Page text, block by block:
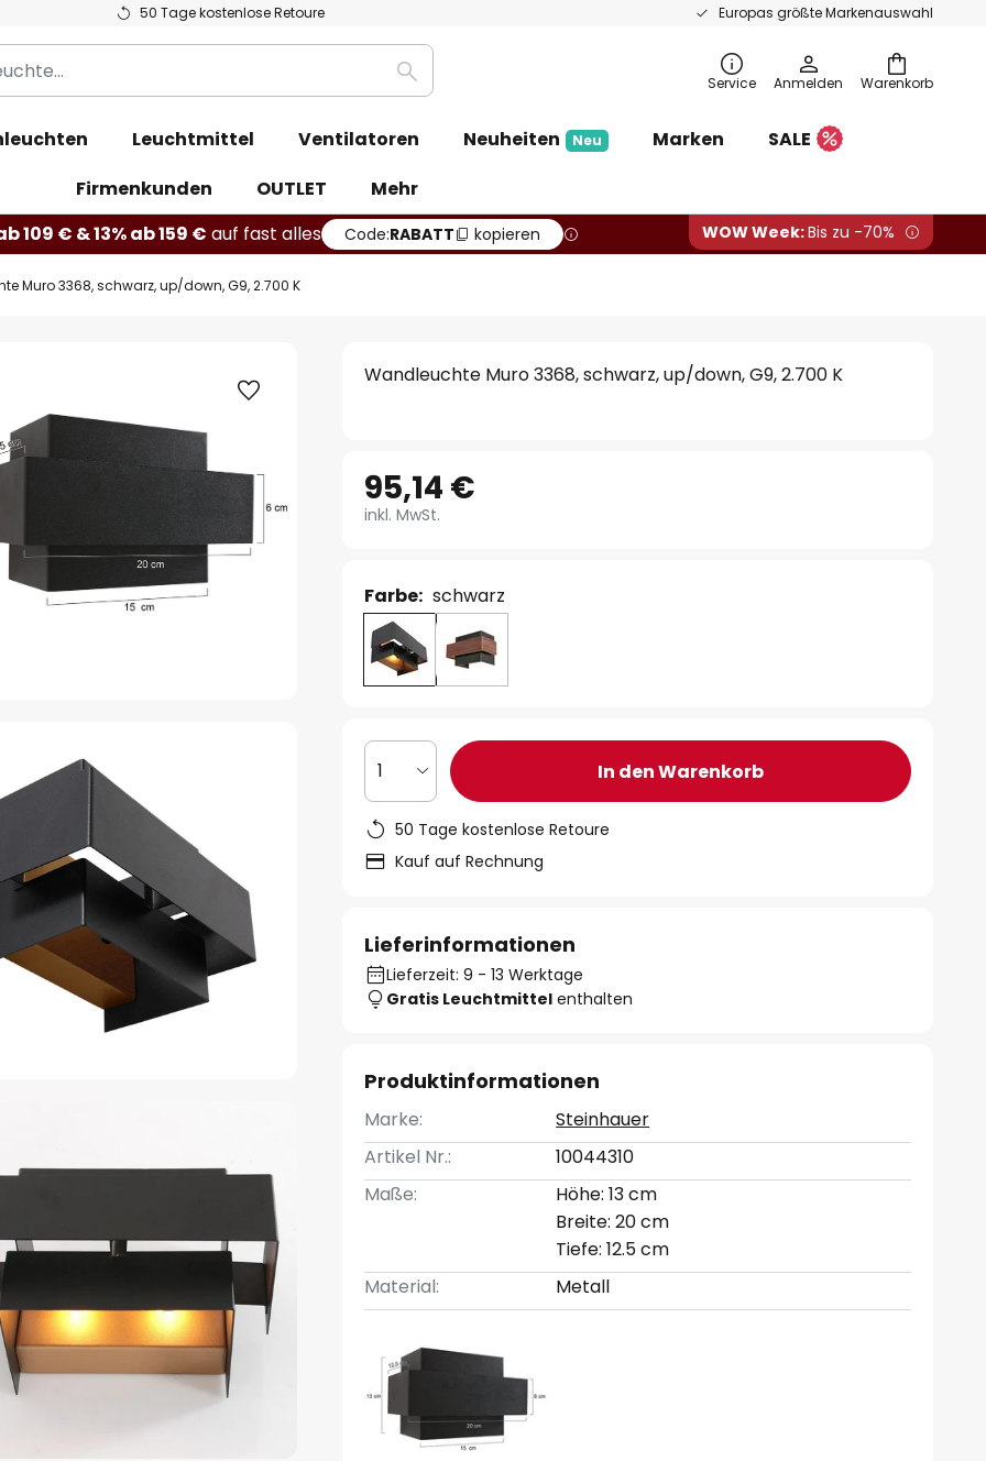
50 Tage kostenlose Retoure Europas größte Markenauswahl
Warenkorb
Suche Service Anmelden
Leuchtmittel Ventilatoren Neuheiten Neu Marken
SALE
Firmenkunden
OUTLET
Mehr
109 € & 13% ab 159 € auf fast alles Code:RABATT kopieren WOW Week:Bis zu -70%
Muro 3368, schwarz, up/down, G9, 2.700 K
Wandleuchte Muro 3368, schwarz, up/down, G9, 2.700 K
95,14 €
inkl. MwSt.
Farbe: schwarz
1 In den Warenkorb
50 Tage kostenlose Retoure
Kauf auf Rechnung
Lieferinformationen
Lieferzeit: 9 - 13 Werktage
Gratis Leuchtmittel enthalten
Produktinformationen
Marke:
Steinhauer
Artikel Nr.:
10044310
Maße:
Höhe: 13 cm
Breite: 20 cm
Tiefe: 12.5 cm
Material:
Metall